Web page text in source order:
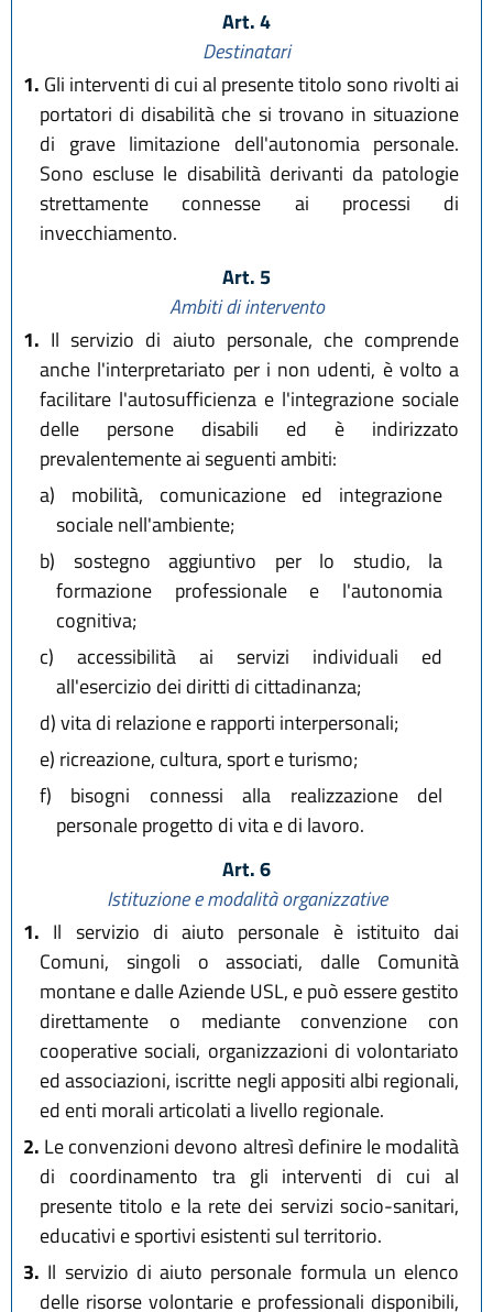
Art. 4
Destinatari
1. Gli interventi di cui al presente titolo sono rivolti ai
portatori di disabilità che si trovano in situazione
di grave limitazione dell'autonomia personale.
Sono escluse le disabilità derivanti da patologie
strettamente connesse ai processi di
invecchiamento.
Art. 5
Ambiti di intervento
1. Il servizio di aiuto personale, che comprende
anche l'interpretariato per i non udenti, è volto a
facilitare l'autosufficienza e l'integrazione sociale
delle persone disabili ed è indirizzato
prevalentemente ai seguenti ambiti:
a) mobilità, comunicazione ed integrazione
sociale nell'ambiente;
b) sostegno aggiuntivo per lo studio, la
formazione professionale e l'autonomia
cognitiva;
c) accessibilità ai servizi individuali ed
all'esercizio dei diritti di cittadinanza;
d)vita di relazione e rapporti interpersonali;
e) ricreazione, cultura, sport e turismo;
f) bisogni connessi alla realizzazione del
personale progetto di vita e di lavoro.
Art. 6
Istituzione e modalità organizzative
1. Il servizio di aiuto personale è istituito dai
Comuni, singoli o associati, dalle Comunità
montane e dalle Aziende USL, e può essere gestito
direttamente o mediante convenzione con
cooperative sociali, organizzazioni di volontariato
ed associazioni, iscritte negli appositi albi regionali,
ed enti morali articolati a livello regionale.
2. Le convenzioni devono altresì definire le modalità
di coordinamento tra gli interventi di cui al
presente titolo e la rete dei servizi socio-sanitari,
educativi e sportivi esistenti sul territorio.
3. Il servizio di aiuto personale formula un elenco
delle risorse volontarie e professionali disponibili,